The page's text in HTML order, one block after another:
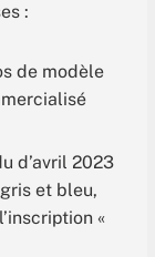
:
de modèle
d’avril 2023
et bleu,
«